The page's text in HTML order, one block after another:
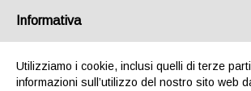
Informativa
Utilizziamo i cookie, inclusi quelli di terze
informazioni sull’utilizzo del nostro sito web